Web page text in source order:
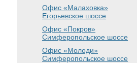
Офис «Малаховка»
Егорьевское шоссе
Офис «Покров»
Симферопольское шоссе
Офис «Молоди»
Симферопольское шоссе